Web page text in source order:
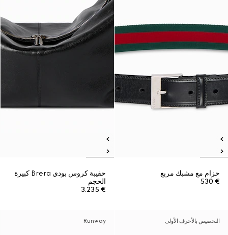
حزام مع مشبك مربع
€ 530
حقيبة كروس بودي Brera كبيرة
الحجم
€ 3.235
التخصيص بالأحرف الأولى Runway